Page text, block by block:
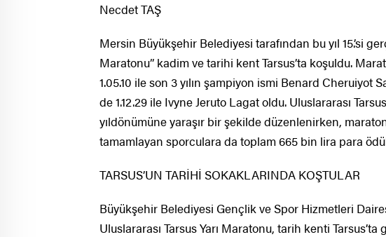
Necdet TAŞ
Mersin Büyükşehir Belediyesi tarafından bu yıl 15.’si
Maratonu” kadim ve tarihi kent Tarsus’ta koşuldu.
1.05.10 ile son 3 yılın şampiyon ismi Benard
de 1.12.29 ile Ivyne Jeruto Lagat oldu. Uluslararası
yıldönümüne yaraşır bir şekilde düzenlenirken,
tamamlayan sporculara da toplam 665 bin lira para
TARSUS’UN TARİHİ SOKAKLARINDA KOŞTULAR
Büyükşehir Belediyesi Gençlik ve Spor Hizmetleri
Uluslararası Tarsus Yarı Maratonu, tarih kenti